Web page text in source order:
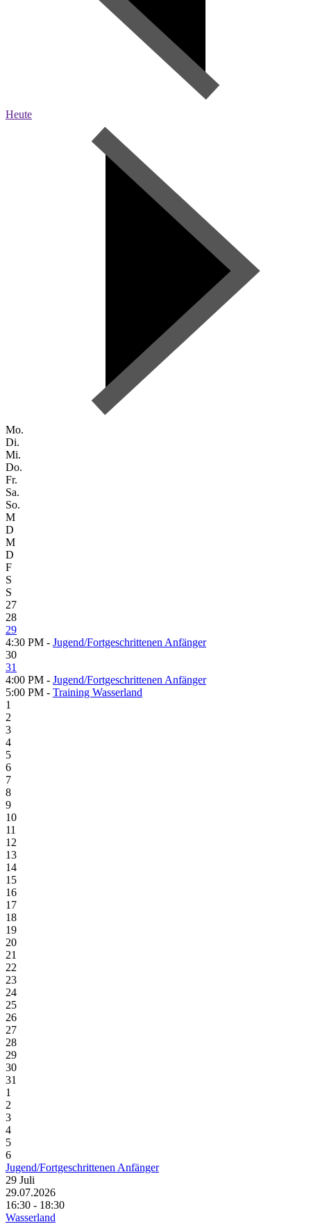
Heute
Mo.
Di.
Mi.
Do.
Fr.
Sa.
So.
M
D
M
D
F
S
S
27
28
29
4:30 PM - Jugend/Fortgeschrittenen Anfänger
30
31
4:00 PM - Jugend/Fortgeschrittenen Anfänger
5:00 PM - Training Wasserland
1
2
3
4
5
6
7
8
9
10
11
12
13
14
15
16
17
18
19
20
21
22
23
24
25
26
27
28
29
30
31
1
2
3
4
5
6
Jugend/Fortgeschrittenen Anfänger
29 Juli
29.07.2026
16:30 - 18:30
Wasserland